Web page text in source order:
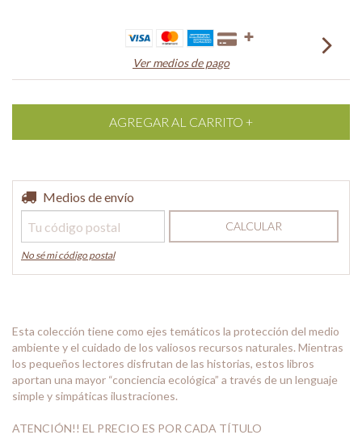
Ver medios de pago
Entregas para el CP:
Medios de envío
CALCULAR
No sé mi código postal
Esta colección tiene como ejes temáticos la protección del medio
ambiente y el cuidado de los valiosos recursos naturales. Mientras
los pequeños lectores disfrutan de las historias, estos libros
aportan una mayor “conciencia ecológica” a través de un lenguaje
simple y simpáticas ilustraciones.
ATENCIÓN!! EL PRECIO ES POR CADA TÍTULO